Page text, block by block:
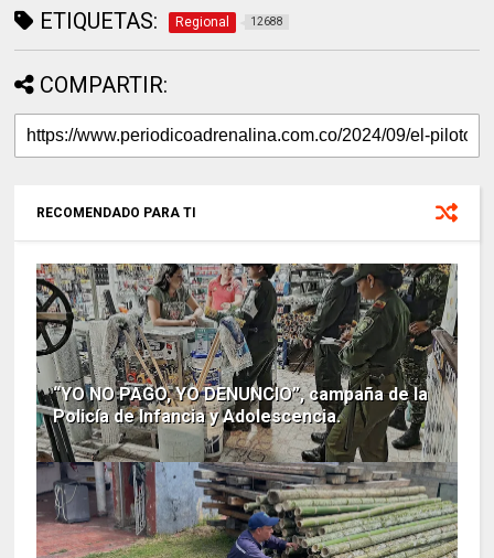
ETIQUETAS: Regional 12688
COMPARTIR:
RECOMENDADO PARA TI
“YO NO PAGO, YO DENUNCIO”, campaña de la
Policía de Infancia y Adolescencia.